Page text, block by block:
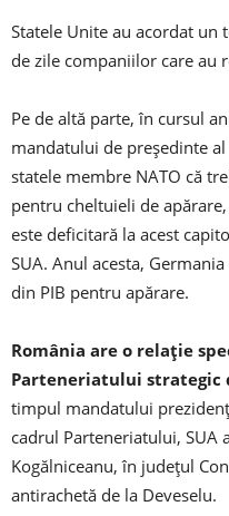
Statele Unite au acordat un
de zile companiilor care au
Pe de altă parte, în cursul
mandatului de președinte
statele membre NATO că
pentru cheltuieli de
este deficitară la acest
SUA. Anul acesta,
din PIB pentru apărare.
România are o relație
Parteneriatului strategic
timpul mandatului
cadrul Parteneriatului, SUA
Kogălniceanu, în județul
antirachetă de la Deveselu.